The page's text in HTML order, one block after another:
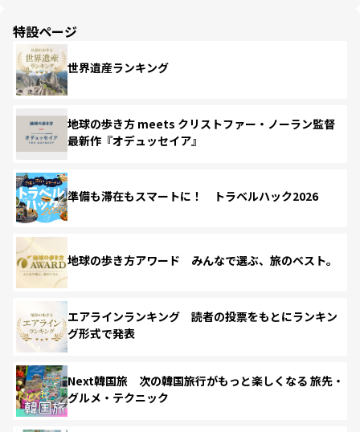
特設ページ
世界遺産ランキング
地球の歩き方 meets クリストファー・ノーラン監督
最新作『オデュッセイア』
準備も滞在もスマートに！ トラベルハック2026
地球の歩き方アワード みんなで選ぶ、旅のベスト。
エアラインランキング 読者の投票をもとにランキン
グ形式で発表
Next韓国旅 次の韓国旅行がもっと楽しくなる 旅先・
グルメ・テクニック